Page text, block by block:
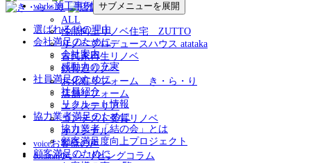
works施工事例 サブメニューを展開
ALL
性能向上リノベ住宅 ZUTTO
リノベプロデュースハウス atataka
古民家再生リノベ
鉄骨造リノベ
お化粧リフォーム き・ら・り
店舗リフォーム
エクステリア
コンテスト受賞リノベ
オリジナル
voiceお客様の声
columnゆい・リビングコラム
選ばれる10の理由
会社満足のために
会社案内
感動力の充実
社員満足のために
社員紹介
リクルート情報
協力業者満足のために
協力業者「結の会」とは
顧客満足度向上プロジェクト
顧客満足のために